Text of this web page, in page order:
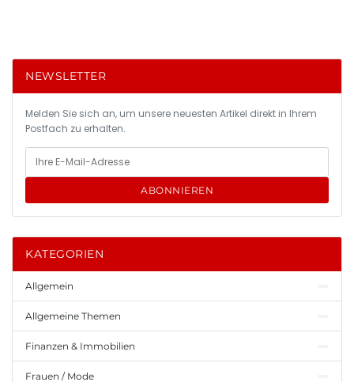
NEWSLETTER
Melden Sie sich an, um unsere neuesten Artikel direkt in Ihrem
Postfach zu erhalten.
ABONNIEREN
KATEGORIEN
Allgemein
Allgemeine Themen
Finanzen & Immobilien
Frauen / Mode